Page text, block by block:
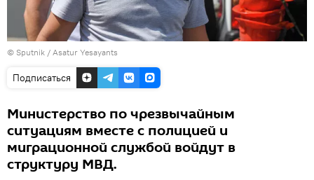
© Sputnik / Asatur Yesayants
Подписаться
Министерство по чрезвычайным
ситуациям вместе с полицией и
миграционной службой войдут в
структуру МВД.